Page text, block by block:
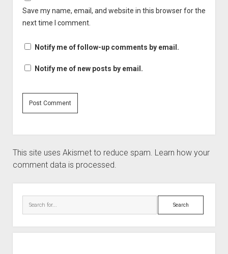
Save my name, email, and website in this browser for the
next time I comment.
Notify me of follow-up comments by email.
Notify me of new posts by email.
This site uses Akismet to reduce spam. Learn how your
comment data is processed.
Search